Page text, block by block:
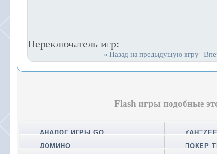
Переключатель игр:
« Назад на предыдущую игру
Flash игры подобные
АНАЛОГ ИГРЫ GO
ДОМИНО
ПОКЕР